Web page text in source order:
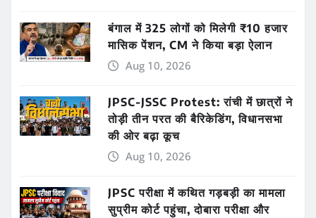
बंगाल में 325 लोगों को मिलेगी ₹10 हजार
मासिक पेंशन, CM ने किया बड़ा ऐलान
Aug 10, 2026
JPSC-JSSC Protest: रांची में छात्रों ने
तोड़ी तीन परत की बैरिकेडिंग, विधानसभा
की ओर बढ़ा कूच
Aug 10, 2026
JPSC परीक्षा में कथित गड़बड़ी का मामला
सुप्रीम कोर्ट पहुंचा, दोबारा परीक्षा और